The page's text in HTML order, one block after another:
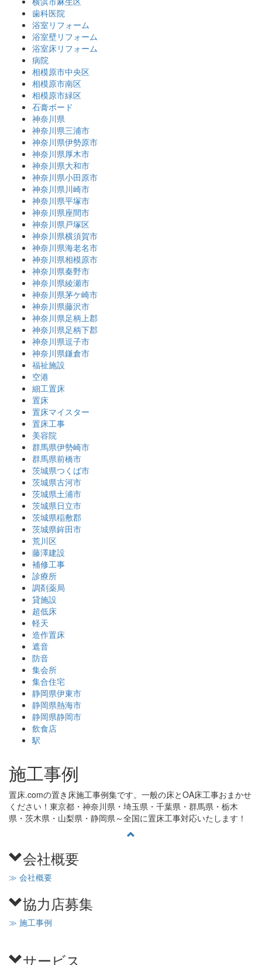
歯科医院
浴室リフォーム
浴室壁リフォーム
浴室床リフォーム
病院
相模原市中央区
相模原市南区
相模原市緑区
石膏ボード
神奈川県
神奈川県三浦市
神奈川県伊勢原市
神奈川県厚木市
神奈川県大和市
神奈川県小田原市
神奈川県川崎市
神奈川県平塚市
神奈川県座間市
神奈川県戸塚区
神奈川県横須賀市
神奈川県海老名市
神奈川県相模原市
神奈川県秦野市
神奈川県綾瀬市
神奈川県茅ケ崎市
神奈川県藤沢市
神奈川県足柄上郡
神奈川県足柄下郡
神奈川県逗子市
神奈川県鎌倉市
福祉施設
空港
細工置床
置床
置床マイスター
置床工事
美容院
群馬県伊勢崎市
群馬県前橋市
茨城県つくば市
茨城県古河市
茨城県土浦市
茨城県日立市
茨城県稲敷郡
茨城県鉾田市
荒川区
藤澤建設
補修工事
診療所
調剤薬局
貸施設
超低床
軽天
造作置床
遮音
防音
集会所
集合住宅
静岡県伊東市
静岡県熱海市
静岡県静岡市
飲食店
駅
施工事例
置床.comの置き床施工事例集です。一般の床とOA床工事おまかせ
ください！東京都・神奈川県・埼玉県・千葉県・群馬県・栃木
県・茨木県・山梨県・静岡県～全国に置床工事対応いたします！
会社概要
≫ 会社概要
協力店募集
≫ 施工事例
サービス